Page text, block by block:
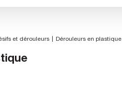
et dérouleurs Dérouleurs en plastique